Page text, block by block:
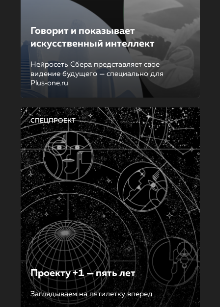
Говорит и показывает
искусственный интеллект
Нейросеть Сбера представляет свое
видение будущего — специально для
Plus‑one.ru
СПЕЦПРОЕКТ
Проекту +1 — пять лет
Заглядываем на пятилетку вперед